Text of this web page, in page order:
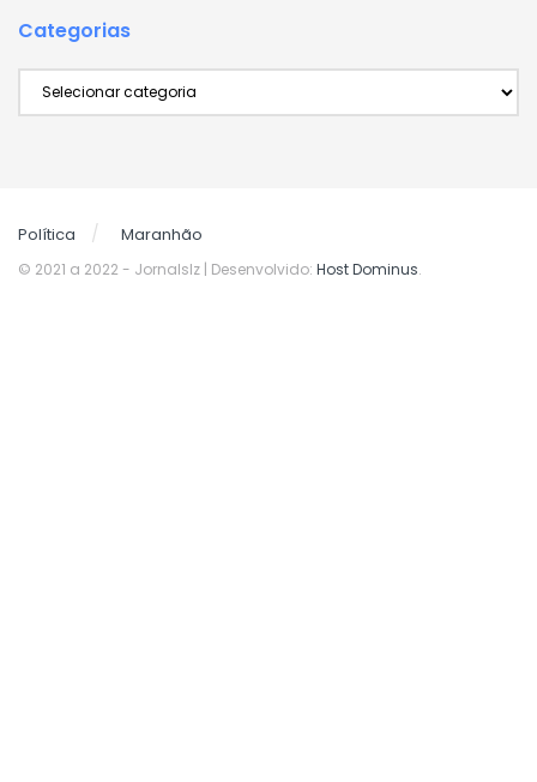
Categorias
Política Maranhão
© 2021 a 2022 - Jornalslz | Desenvolvido: Host Dominus.